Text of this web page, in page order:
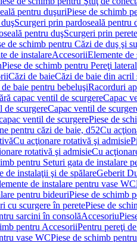
pentru duşuriPiese de schimb
Scurgeri prin pardoseală pentru
pentru duşScurgeri prin perete
de schimb pentru Căzi de duş şi
de instalareAccesoriiElemente de
Piese de schimb pentru Pereţi
Căzi de baieCăzi de baie din acril
baie pentru bebeluşiRacorduri
capac ventil de scurgereCapac
de scurgereCapac ventil de
ventil de scurgerePiese de
pentru căzi de baie, d52Cu
Cu acţionare rotativă şi admisie
rotativă şi admisieCu
pentru Seturi gata de instalare
de instalaţii şi de spălareGeberit
de instalare pentru vase WC
pentru bideuriPiese de schimb
cu scurgere în peretePiese de
sarcini în consolăAccesoriu
pentru AccesoriiPentru pereţi
vase WCPiese de schimb